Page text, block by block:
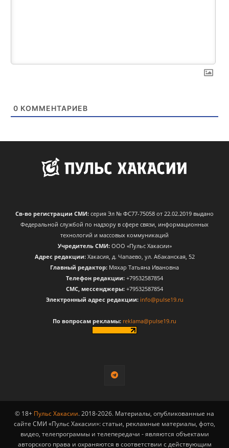
0 КОММЕНТАРИЕВ
Св-во регистрации СМИ: серия Эл № ФС77-75058 от 22.02.2019 выдано
Федеральной службой по надзору в сфере связи, информационных
технологий и массовых коммуникаций
Учредитель СМИ:ООО «Пульс Хакасии»
Адрес редакции:Хакасия, д. Чапаево, ул. Абаканская, 52
Главный редактор: Мяхар Татьяна Ивановна
Телефон редакции: +79532587854
CМС, мессенджеры: +79532587854
Электронный адрес редакции: info@pulse19.ru
По вопросам рекламы: reklama@pulse19.ru
© 18+ Пульс Хакасии. 2018-2026. Материалы, опубликованные на
сайте СМИ «Пульс Хакасии»: статьи, рекламные материалы, фото,
видео, телепрограммы и телепередачи - являются объектами
авторского права и охраняются в соответствии с действующим